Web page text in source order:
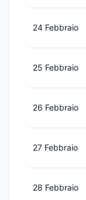
24 Febbraio
25 Febbraio
26 Febbraio
27 Febbraio
28 Febbraio